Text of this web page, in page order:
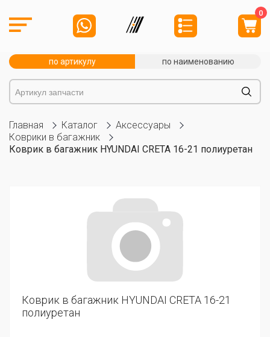
0
по артикулу по наименованию
Главная Каталог
Аксессуары
Коврики в багажник
Коврик в багажник HYUNDAI CRETA 16-21 полиуретан
Коврик в багажник HYUNDAI CRETA 16-21
полиуретан